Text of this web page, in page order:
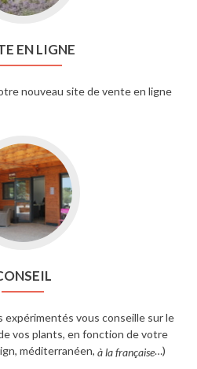
EN LIGNE
nouveau site de vente en ligne
expérimentés vous conseille sur le
vos plants, en fonction de votre
méditerranéen, à la française…)